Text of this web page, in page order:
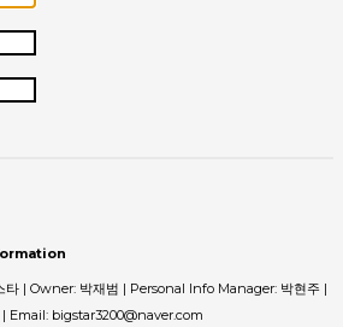
| Owner: 박재범 | Personal Info Manager: 박현주 |
Email: bigstar3200@naver.com